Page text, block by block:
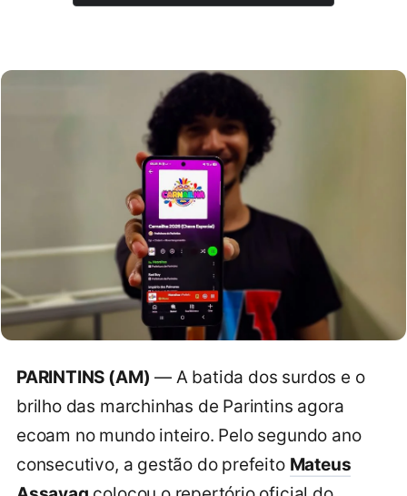
PARINTINS (AM) — A batida dos surdos e o
brilho das marchinhas de Parintins agora
ecoam no mundo inteiro. Pelo segundo ano
consecutivo, a gestão do prefeito Mateus